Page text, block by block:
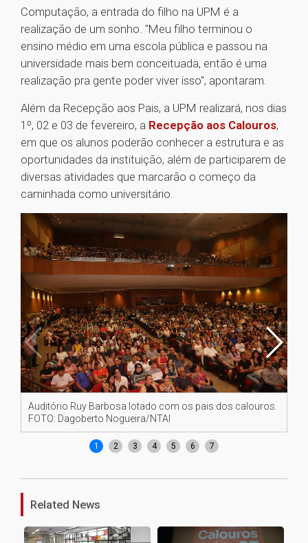
Computação, a entrada do filho na UPM é a
realização de um sonho. "Meu filho terminou o
ensino médio em uma escola pública e passou na
universidade mais bem conceituada, então é uma
realização pra gente poder viver isso", apontaram.
Além da Recepção aos Pais, a UPM realizará, nos dias
1⁰, 02 e 03 de fevereiro, a Recepção aos Calouros,
em que os alunos poderão conhecer a estrutura e as
oportunidades da instituição, além de participarem de
diversas atividades que marcarão o começo da
caminhada como universitário.
Auditório Ruy Barbosa lotado com os pais dos calouros.
FOTO: Dagoberto Nogueira/NTAI
1 2 3 4 5 6 7
Related News